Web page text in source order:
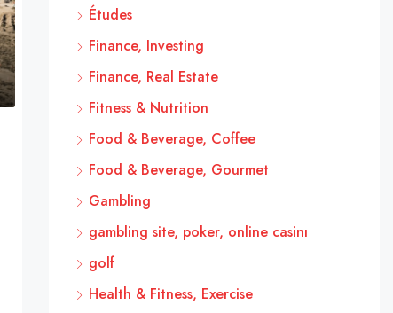
Études
Finance, Investing
Finance, Real Estate
Fitness & Nutrition
Food & Beverage, Coffee
Food & Beverage, Gourmet
Gambling
gambling site, poker, online casinı
golf
Health & Fitness, Exercise